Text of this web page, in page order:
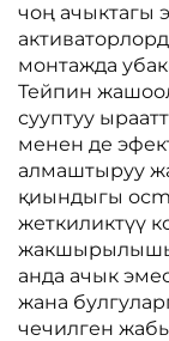
чоң ачыктагы
монтажда
Тейпин
сууптуу
менен де
алмаштыруу
қиындыгы
жеткиликтүү
жакшырылышы
анда ачык
жана
чечилген